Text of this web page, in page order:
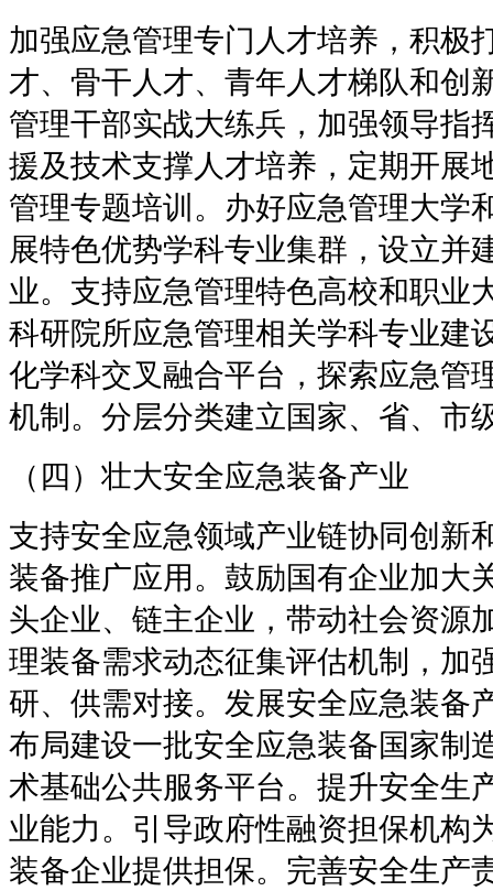
加强应急管理专门人才培养，积极
才、骨干人才、青年人才梯队和创
管理干部实战大练兵，加强领导指
援及技术支撑人才培养，定期开展
管理专题培训。办好应急管理大学
展特色优势学科专业集群，设立并
业。支持应急管理特色高校和职业
科研院所应急管理相关学科专业建
化学科交叉融合平台，探索应急管
机制。分层分类建立国家、省、市
（四）壮大安全应急装备产业
支持安全应急领域产业链协同创新
装备推广应用。鼓励国有企业加大
头企业、链主企业，带动社会资源
理装备需求动态征集评估机制，加
研、供需对接。发展安全应急装备
布局建设一批安全应急装备国家制
术基础公共服务平台。提升安全生
业能力。引导政府性融资担保机构
装备企业提供担保。完善安全生产